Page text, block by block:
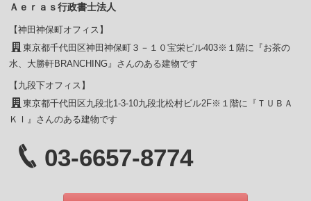
Ａｅｒａｓ行政書士法人
【神田神保町オフィス】
東京都千代田区神田神保町３－１０宝栄ビル403※１階に『お茶の
水、大勝軒BRANCHING』さんのある建物です
【九段下オフィス】
東京都千代田区九段北1-3-10九段北松村ビル2F※１階に『ＴＵＢＡ
ＫＩ』さんのある建物です
03-6657-8774